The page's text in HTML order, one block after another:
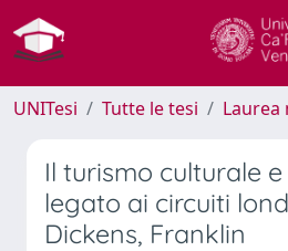
UNITesi Tutte le tesi Laurea
Il turismo culturale
legato ai circuiti
Dickens, Franklin